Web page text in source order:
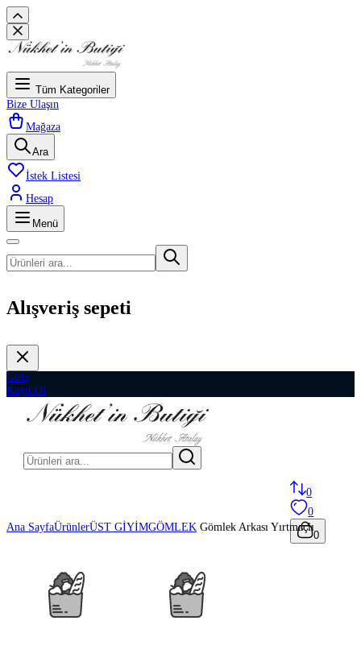
Tüm Kategoriler
Bize Ulaşın
Mağaza
Ara
İstek Listesi
Hesap
Menü
Alışveriş sepeti
Giriş
Kayıt Ol
0
0
0
Ana SayfaÜrünlerÜST GİYİMGÖMLEK Gömlek Arkası Yırtmaçlı